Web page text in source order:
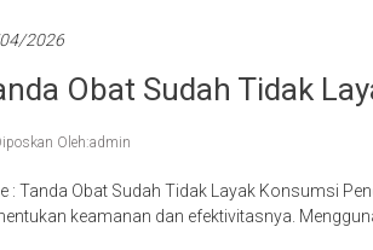
2026
Obat Sudah Tidak
Oleh:admin
: Tanda Obat Sudah Tidak Layak Konsumsi
keamanan dan efektivitasnya.